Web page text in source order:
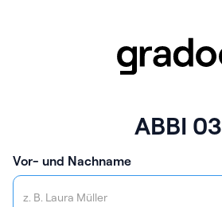
ABBI 03
Vor- und Nachname